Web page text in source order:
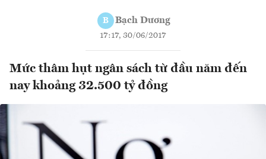
B Bạch Dương
17:17, 30/06/2017
Mức thâm hụt ngân sách từ đầu năm đến
nay khoảng 32.500 tỷ đồng